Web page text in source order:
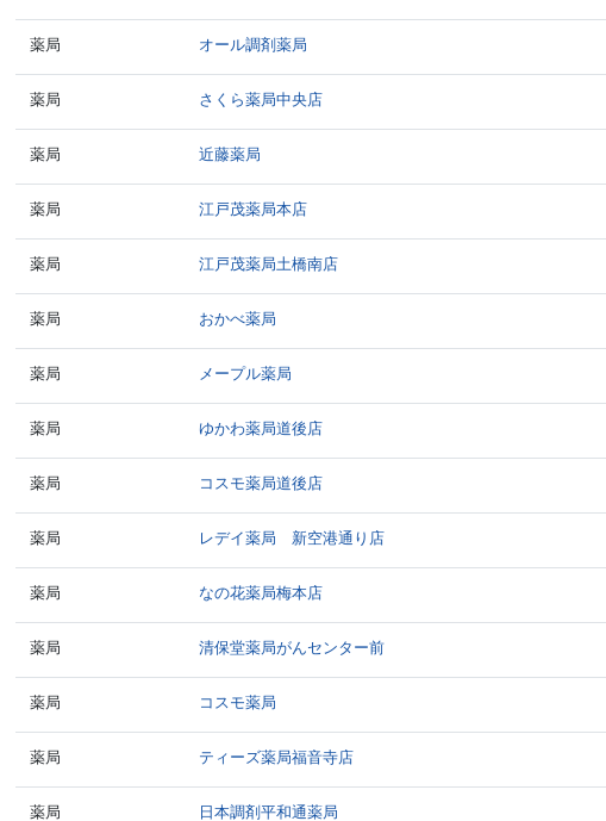
薬局 オール調剤薬局
薬局 さくら薬局中央店
薬局 近藤薬局
薬局 江戸茂薬局本店
薬局 江戸茂薬局土橋南店
薬局 おかべ薬局
薬局 メープル薬局
薬局 ゆかわ薬局道後店
薬局 コスモ薬局道後店
薬局 レデイ薬局 新空港通り店
薬局 なの花薬局梅本店
薬局 清保堂薬局がんセンター前
薬局 コスモ薬局
薬局 ティーズ薬局福音寺店
薬局 日本調剤平和通薬局